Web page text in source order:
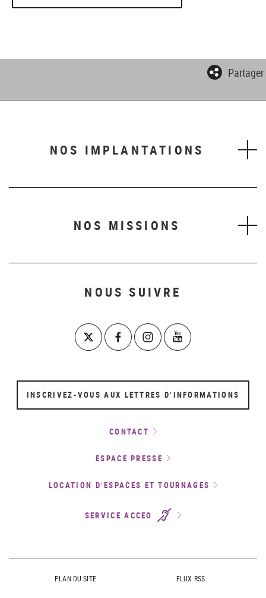
Partager
NOS IMPLANTATIONS
NOS MISSIONS
NOUS SUIVRE
INSCRIVEZ-VOUS AUX LETTRES D’INFORMATIONS
CONTACT
ESPACE PRESSE
LOCATION D’ESPACES ET TOURNAGES
SERVICE ACCEO
PLAN DU SITE FLUX RSS